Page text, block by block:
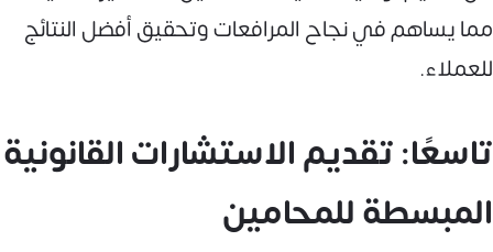
مما يساهم في نجاح المرافعات وتحقيق أفضل النتائج
للعملاء.
تاسعًا: تقديم الاستشارات القانونية
المبسطة للمحامين